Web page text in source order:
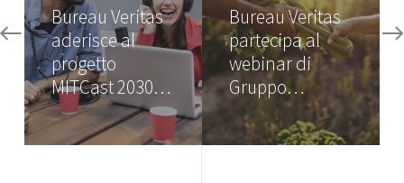
Bureau Veritas
aderisce al
progetto
MITCast 2030…
Bureau Veritas
partecipa al
webinar di
Gruppo…